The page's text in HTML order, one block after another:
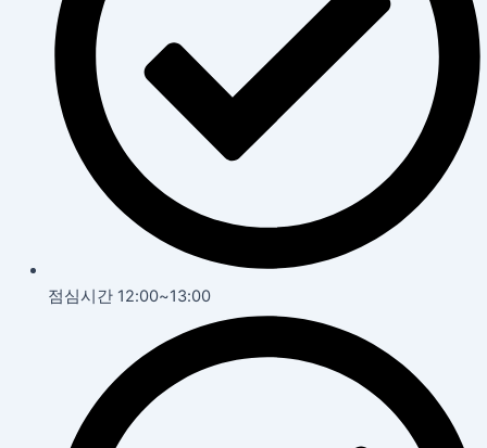
점심시간 12:00~13:00